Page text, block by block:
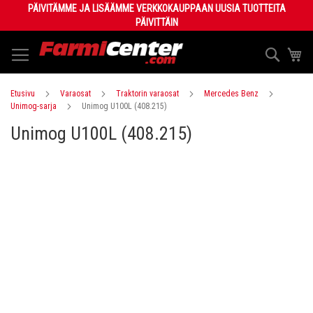
Content
PÄIVITÄMME JA LISÄÄMME VERKKOKAUPPAAN UUSIA TUOTTEITA
PÄIVITTÄIN
Haku
Etusivu Varaosat Traktorin varaosat
Mercedes Benz
Unimog-sarja
Unimog U100L (408.215)
Unimog U100L (408.215)